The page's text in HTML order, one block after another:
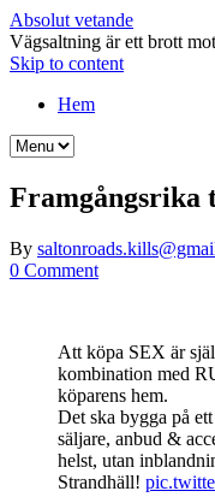
Absolut vetande
Vägsaltning är ett brott
Skip to content
Hem
Framgångsrika
By
0 Comment
Att köpa SEX är
kombination med
köparens hem.
Det ska bygga på
säljare, anbud &
helst, utan
Strandhäll!